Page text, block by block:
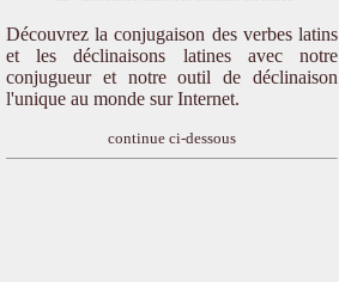
Découvrez la conjugaison des verbes latins
et les déclinaisons latines avec notre
conjugueur et notre outil de déclinaison
l'unique au monde sur Internet.
continue ci-dessous